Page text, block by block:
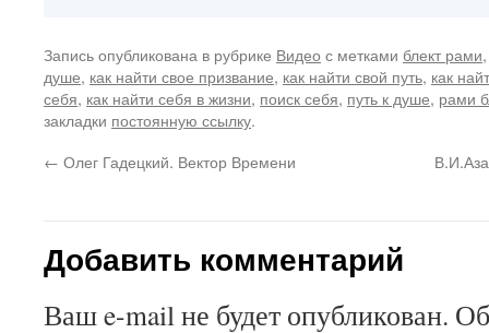
Запись опубликована в рубрике Видео с метками блект рами
душе, как найти свое призвание, как найти свой путь, как
себя, как найти себя в жизни, поиск себя, путь к душе, рами
закладки постоянную ссылку.
← Олег Гадецкий. Вектор Времени
Добавить комментарий
Ваш e-mail не будет опубликован.